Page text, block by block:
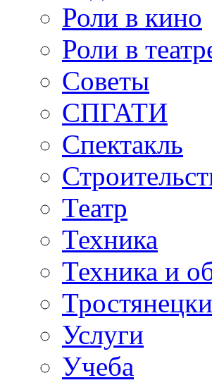
Роли в кино
Роли в
Советы
СПГАТИ
Спектакль
Театр
Техника
Техника и
Услуги
Учеба